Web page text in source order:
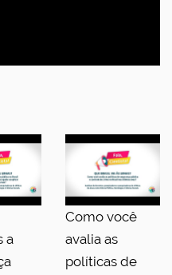
a
Como você
avalia as
políticas de